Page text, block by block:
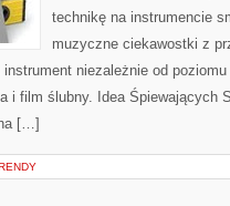
technikę na instrumencie
muzyczne ciekawostki z
niezależnie od
i film ślubny. Idea Śpiewających
[…]